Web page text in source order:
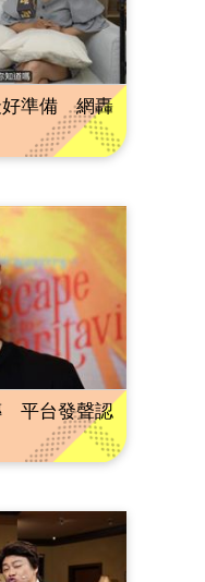
好準備 網轟
平台發聲認